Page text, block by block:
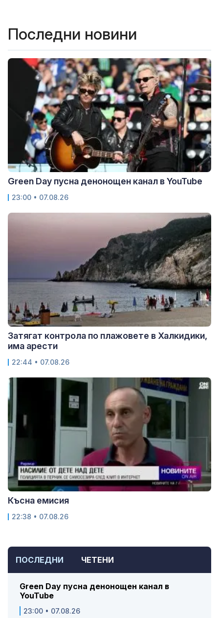
ПОСЛЕДНИ ЧЕТЕНИ
Green Day пусна денонощен канал в
YouTube
23:00 • 07.08.26
Последни новини
Green Day пусна денонощен канал в YouTube
23:00 • 07.08.26
Затягат контрола по плажовете в Халкидики,
има арести
22:44 • 07.08.26
Късна емисия
22:38 • 07.08.26